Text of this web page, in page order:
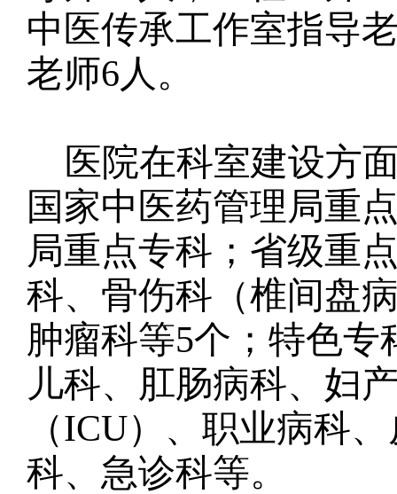
中医传承工作室指导
老师6人。
医院在科室建设方
国家中医药管理局重
局重点专科；省级重
科、骨伤科（椎间盘
肿瘤科等5个；特色
儿科、肛肠病科、妇
（ICU）、职业病科
科、急诊科等。